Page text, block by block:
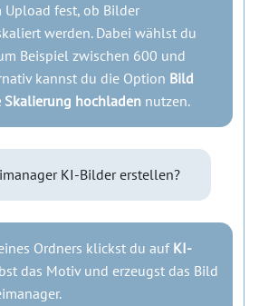
Upload fest, ob Bilder
werden. Dabei wählst du
Beispiel zwischen 600 und
kannst du die Option Bild
Skalierung hochladen nutzen.
KI-Bilder erstellen?
Ordners klickst du auf KI-
das Motiv und erzeugst das Bild